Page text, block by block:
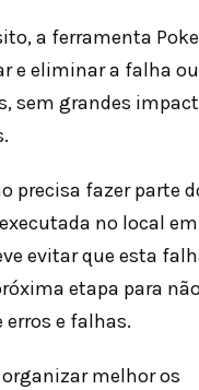
a ferramenta Poke
e eliminar a falha
sem grandes
precisa fazer parte
no local
evitar que esta
etapa para
e falhas.
melhor os